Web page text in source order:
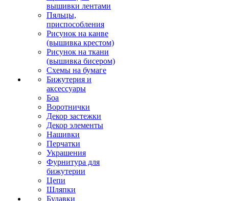
вышивки лентами
Пяльцы,
приспособления
Рисунок на канве
(вышивка крестом)
Рисунок на ткани
(вышивка бисером)
Схемы на бумаге
Бижутерия и
аксессуары
Боа
Воротнички
Декор застежки
Декор элементы
Нашивки
Перчатки
Украшения
Фурнитура для
бижутерии
Цепи
Шляпки
Булавки